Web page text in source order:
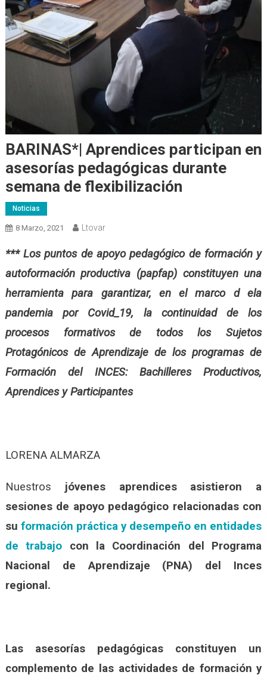
BARINAS*| Aprendices participan en
asesorías pedagógicas durante
semana de flexibilización
Noticias
8 Marzo, 2021 Ltovar
*** Lospuntos de apoyo pedagógico de formación y
autoformación productiva (papfap) constituyen una
herramienta para garantizar, en el marco d ela
pandemia por Covid_19, la continuidad de los
procesos formativos de todos los Sujetos
Protagónicos de Aprendizaje de los programas de
Formación del INCES: Bachilleres Productivos,
Aprendices y Participantes
LORENA ALMARZA
Nuestros jóvenes aprendices asistieron a
sesiones de apoyo pedagógico relacionadas con
su formación práctica y desempeño en entidades
de trabajo con la Coordinación del Programa
Nacional de Aprendizaje (PNA) del Inces
regional.
Las asesorías pedagógicas constituyen un
complemento de las actividades de formación y